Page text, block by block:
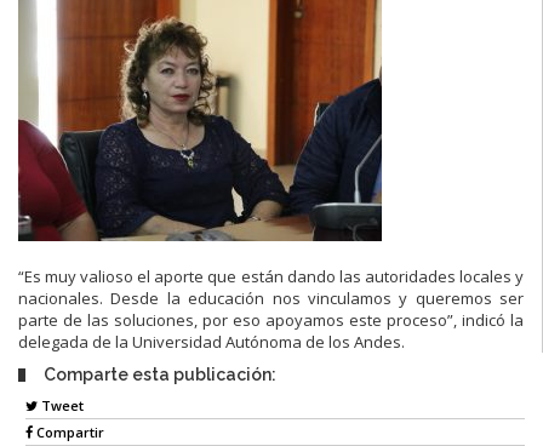
“Es muy valioso el aporte que están dando las autoridades locales y
nacionales. Desde la educación nos vinculamos y queremos ser
parte de las soluciones, por eso apoyamos este proceso”, indicó la
delegada de la Universidad Autónoma de los Andes.
Comparte esta publicación:
Tweet
Compartir